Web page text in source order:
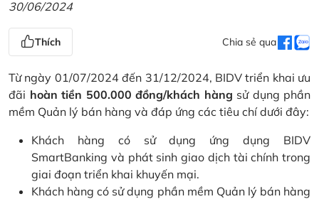
30/06/2024
Thích Chia sẻ qua
Từ ngày 01/07/2024 đến 31/12/2024, BIDV triển khai ưu
đãi hoàn tiền 500.000 đồng/khách hàng sử dụng phần
mềm Quản lý bán hàng và đáp ứng các tiêu chí dưới đây:
Khách hàng có sử dụng ứng dụng BIDV
SmartBanking và phát sinh giao dịch tài chính trong
giai đoạn triển khai khuyến mại.
Khách hàng có sử dụng phần mềm Quản lý bán hàng